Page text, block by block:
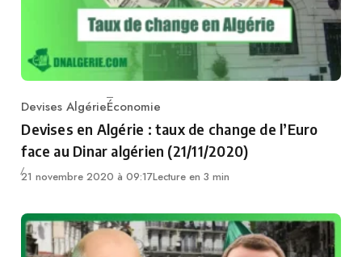
Category
Devises AlgérieÉconomie
Devises en Algérie : taux de change de l’Euro
face au Dinar algérien (21/11/2020)
21 novembre 2020 à 09:17Lecture en 3 min